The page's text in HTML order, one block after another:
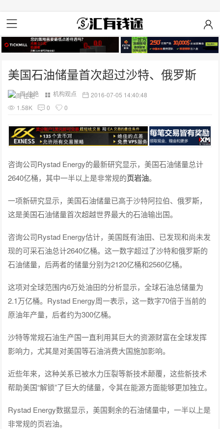
美国石油储量首次超过沙特、俄罗斯
周 佳艳 机构观点
2016-07-05 14:40:48
1.58K
0 0
咨询公司Rystad Energy的最新研究显示，美国石油储量总计
2640亿桶，其中一半以上是非常规的页岩油。
一项新研究显示，美国石油储量已高于沙特阿拉伯、俄罗斯，
这是美国石油储量首次超越世界最大的石油输出国。
咨询公司Rystad Energy估计，美国既有油田、已发现和尚未发
现的可采石油总计2640亿桶。这一数字超过了沙特和俄罗斯的
石油储量，后两者的储量分别为2120亿桶和2560亿桶。
这项对全球范围内6万处油田的分析显示，全球石油总储量为
2.1万亿桶。Rystad Energy周一表示，这一数字70倍于当前的
原油年产量，后者约为300亿桶。
沙特等常规石油生产国一直利用其巨大的资源财富在全球发挥
影响力，尤其是对美国等石油消费大国施加影响。
近些年来，这种关系已被水力压裂等新技术颠覆，这些新技术
帮助美国“解锁”了巨大的储量，令其在能源方面能够更加独立。
Rystad Energy数据显示，美国剩余的石油储量中，一半以上是
非常规的页岩油。